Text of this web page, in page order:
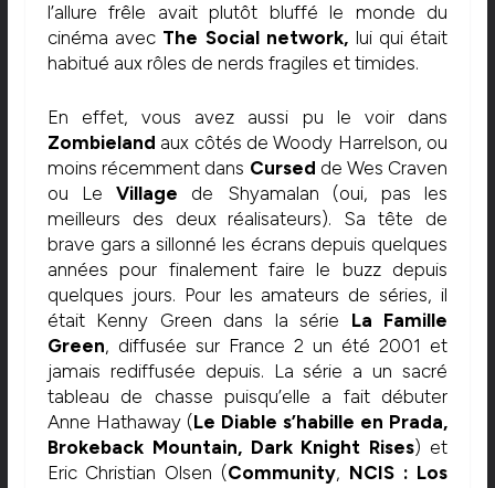
l’allure frêle avait plutôt bluffé le monde du
cinéma avec The Social network, lui qui était
habitué aux rôles de nerds fragiles et timides.
En effet, vous avez aussi pu le voir dans
Zombieland aux côtés de Woody Harrelson, ou
moins récemment dans Cursed de Wes Craven
ou LeVillage de Shyamalan (oui, pas les
meilleurs des deux réalisateurs). Sa tête de
brave gars a sillonné les écrans depuis quelques
années pour finalement faire le buzz depuis
quelques jours. Pour les amateurs de séries, il
était Kenny Green dans la série La Famille
Green, diffusée sur France 2 un été 2001 et
jamais rediffusée depuis. La série a un sacré
tableau de chasse puisqu’elle a fait débuter
Anne Hathaway (Le Diable s’habille en Prada,
Brokeback Mountain, Dark Knight Rises) et
Eric Christian Olsen (Community, NCIS : Los